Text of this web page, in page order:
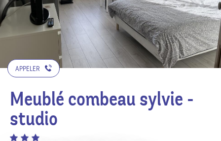
APPELER
Meublé combeau sylvie -
studio